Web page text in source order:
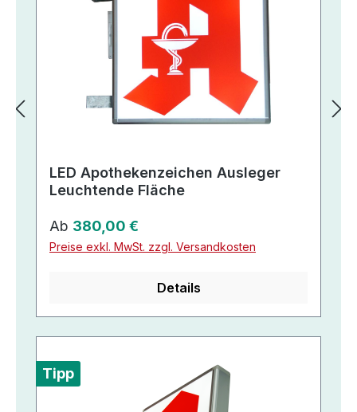
LED Apothekenzeichen Ausleger
Leuchtende Fläche
Regulärer Preis:
Ab 380,00 €
Preise exkl. MwSt. zzgl. Versandkosten
Details
Tipp